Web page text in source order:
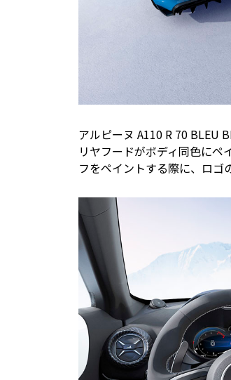
アルピーヌ A110 R 70 BLEU
リヤフードがボディ同色に
フをペイントする際に、ロゴ